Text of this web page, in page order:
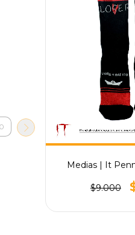
Medias | It
$9.000